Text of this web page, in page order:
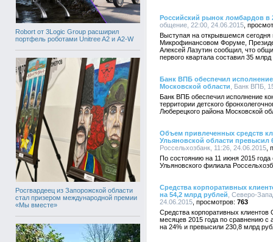
Robort от 3Logic Group расширил
портфель роботами Unitree A2 и A2-W
Росгвардеец из Запорожской области
стал призером международной премии
«Мы вместе»
Российский рынок ломбардов в
общение, 22:00, 24.06.2015
Выступая на открывшемся
Микрофинансовом Форуме,
Алексей Лазутин сообщил, что
первого квартала составил 35 млрд
Банк ВПБ обеспечил
Московской области , Банк ВПБ,
Банк ВПБ обеспечил исполнение
территории детского
Люберецкого района Московской
Объем привлеченных средств
Ульяновской области превысил
Россельхозбанк, 11:26, 24.06.2015
По состоянию на 11 июня 2015
Ульяновского филиала
Средства корпоративных
на 54,2 млрд рублей , Северо-
24.06.2015
763
Средства корпоративных клиентов
месяцев 2015 года по сравнению с
на 24% и превысили 230,8 млрд